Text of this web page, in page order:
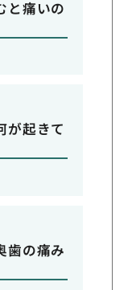
と痛いの
が起きて
歯の痛み